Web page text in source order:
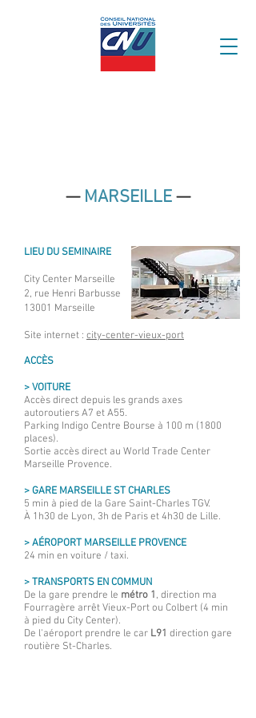
—MARSEILLE—
LIEU DU SEMINAIRE
City Center Marseille
2, rue Henri Barbusse
13001 Marseille
Site internet : city-center-vieux-port
ACCÈS
> VOITURE
Accès direct depuis les grands axes
autoroutiers A7 et A55.
Parking Indigo Centre Bourse à 100 m (1800
places).
Sortie accès direct au World Trade Center
Marseille Provence.
> GARE MARSEILLE ST CHARLES
5 min à pied de la Gare Saint-Charles TGV.
À 1h30 de Lyon, 3h de Paris et 4h30 de Lille.
​> AÉROPORT MARSEILLE PROVENCE
24 min en voiture / taxi.
> TRANSPORTS EN COMMUN
De la gare prendre le métro 1, direction ma
Fourragère arrêt Vieux-Port ou Colbert (4 min
à pied du City Center).
​De l'aéroport prendre le car L91 direction gare
routière St-Charles.